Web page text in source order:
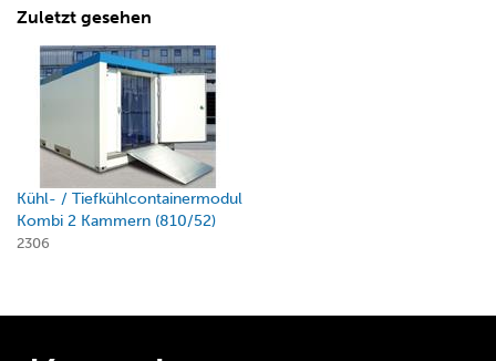
Zuletzt gesehen
Kühl- / Tiefkühlcontainermodul
Kombi 2 Kammern (810/52)
2306